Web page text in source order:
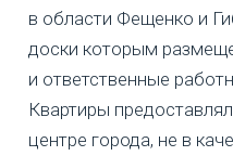
в области Фещенко и
доски которым
и ответственные
Квартиры
центре города, не в